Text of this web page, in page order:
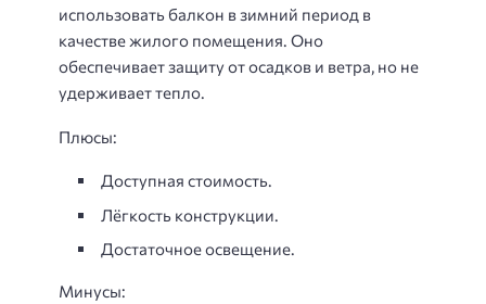
использовать балкон в зимний период в
качестве жилого помещения. Оно
обеспечивает защиту от осадков и ветра, но не
удерживает тепло.
Плюсы:
Доступная стоимость.
Лёгкость конструкции.
Достаточное освещение.
Минусы: